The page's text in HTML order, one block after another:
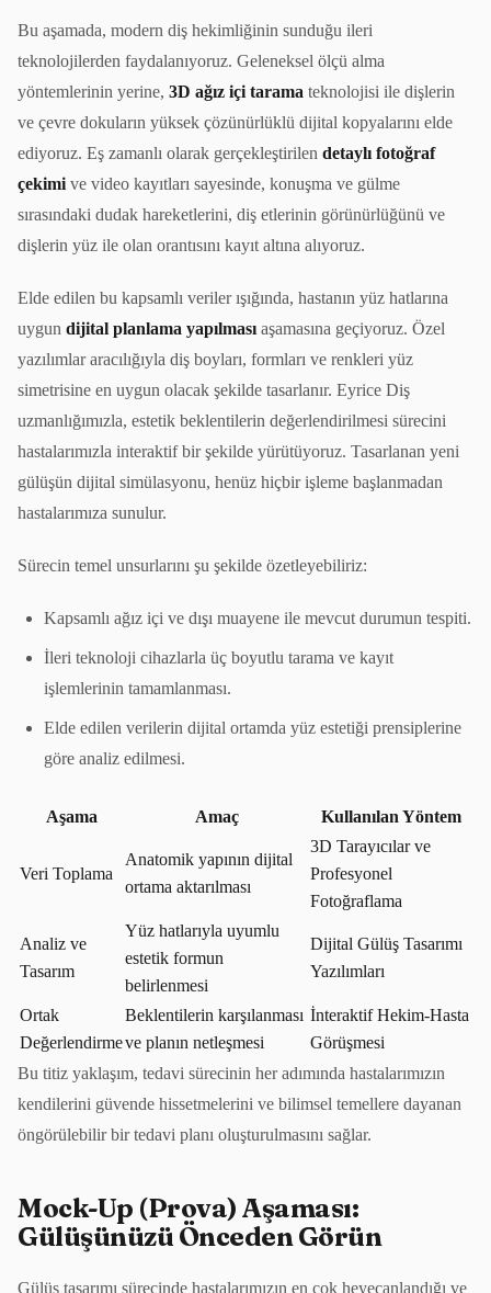
Bu aşamada, modern diş hekimliğinin sunduğu ileri
teknolojilerden faydalanıyoruz. Geleneksel ölçü alma
yöntemlerinin yerine, 3D ağız içi tarama teknolojisi ile dişlerin
ve çevre dokuların yüksek çözünürlüklü dijital kopyalarını elde
ediyoruz. Eş zamanlı olarak gerçekleştirilen detaylı fotoğraf
çekimi ve video kayıtları sayesinde, konuşma ve gülme
sırasındaki dudak hareketlerini, diş etlerinin görünürlüğünü ve
dişlerin yüz ile olan orantısını kayıt altına alıyoruz.
Elde edilen bu kapsamlı veriler ışığında, hastanın yüz hatlarına
uygun dijital planlama yapılması aşamasına geçiyoruz. Özel
yazılımlar aracılığıyla diş boyları, formları ve renkleri yüz
simetrisine en uygun olacak şekilde tasarlanır. Eyrice Diş
uzmanlığımızla, estetik beklentilerin değerlendirilmesi sürecini
hastalarımızla interaktif bir şekilde yürütüyoruz. Tasarlanan yeni
gülüşün dijital simülasyonu, henüz hiçbir işleme başlanmadan
hastalarımıza sunulur.
Sürecin temel unsurlarını şu şekilde özetleyebiliriz:
Kapsamlı ağız içi ve dışı muayene ile mevcut durumun tespiti.
İleri teknoloji cihazlarla üç boyutlu tarama ve kayıt
işlemlerinin tamamlanması.
Elde edilen verilerin dijital ortamda yüz estetiği prensiplerine
göre analiz edilmesi.
Aşama Amaç Kullanılan Yöntem
Veri Toplama
Anatomik yapının dijital
ortama aktarılması
3D Tarayıcılar ve
Profesyonel
Fotoğraflama
Analiz ve
Tasarım
Yüz hatlarıyla uyumlu
estetik formun
belirlenmesi
Dijital Gülüş Tasarımı
Yazılımları
Ortak
Değerlendirme
Beklentilerin karşılanması
ve planın netleşmesi
İnteraktif Hekim-Hasta
Görüşmesi
Bu titiz yaklaşım, tedavi sürecinin her adımında hastalarımızın
kendilerini güvende hissetmelerini ve bilimsel temellere dayanan
öngörülebilir bir tedavi planı oluşturulmasını sağlar.
Mock-Up (Prova) Aşaması:
Gülüşünüzü Önceden Görün
Gülüş tasarımı sürecinde hastalarımızın en çok heyecanlandığı ve